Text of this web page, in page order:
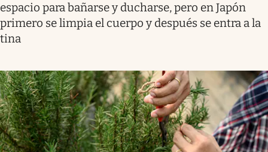
espacio para bañarse y ducharse, pero en Japón
primero se limpia el cuerpo y después se entra a la
tina